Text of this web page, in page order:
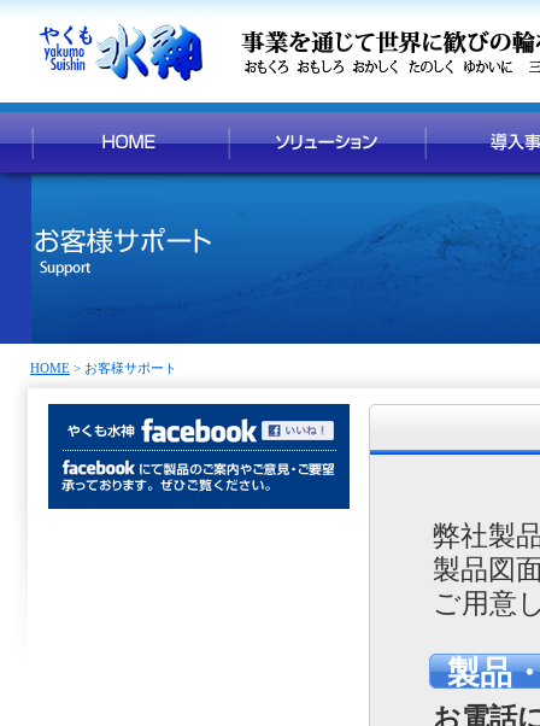
HOME > お客様サポート
弊社製
製品図
ご用意
製品
お電話